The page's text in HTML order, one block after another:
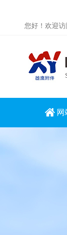
您好！欢迎访
网